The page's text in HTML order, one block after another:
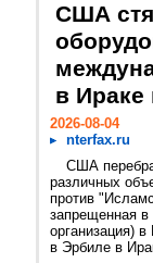
США
в Ираке
2026-08-04
nterfax.ru
США
различных
против
запрещенная в
организация)
в Эрбиле в